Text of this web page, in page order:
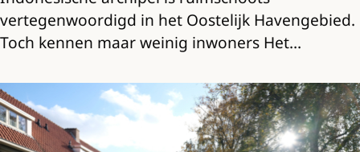
vertegenwoordigd in het Oostelijk Havengebied.
Toch kennen maar weinig inwoners Het…